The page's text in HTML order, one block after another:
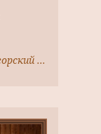
Московская область, Солнечногорский район, д. Стегачево